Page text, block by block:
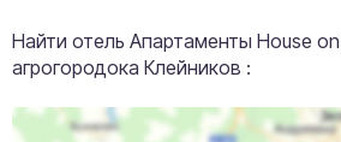
Найти отель Апартаменты House on
агрогородока Клейников :